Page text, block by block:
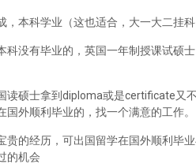
本科学业（这也适合，大一大二挂
科没有毕业的，英国一年制授课试硕
读硕士拿到diploma或是certificate又
外顺利毕业的，找一个满意的工作。
贵的经历，可出国留学在国外顺利毕
的机会